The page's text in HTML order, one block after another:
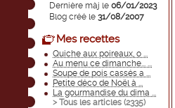
Dernière màj le 06/01/2023
Blog créé le 31/08/2007
Mes recettes
Quiche aux poireaux, o ...
Au menu ce dimanche... ...
Soupe de pois cassés a ...
Petite déco de Noël à ...
La gourmandise du dima ...
> Tous les articles (2335)